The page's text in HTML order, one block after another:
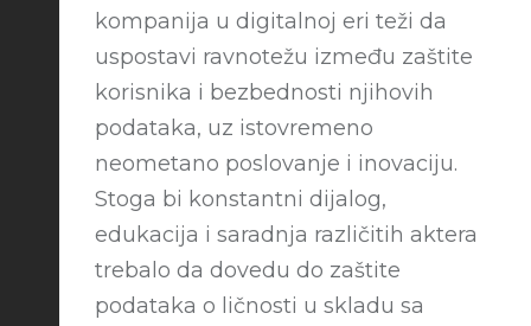
kompanija u digitalnoj eri teži da
uspostavi ravnotežu između zaštite
korisnika i bezbednosti njihovih
podataka, uz istovremeno
neometano poslovanje i inovaciju.
Stoga bi konstantni dijalog,
edukacija i saradnja različitih aktera
trebalo da dovedu do zaštite
podataka o ličnosti u skladu sa